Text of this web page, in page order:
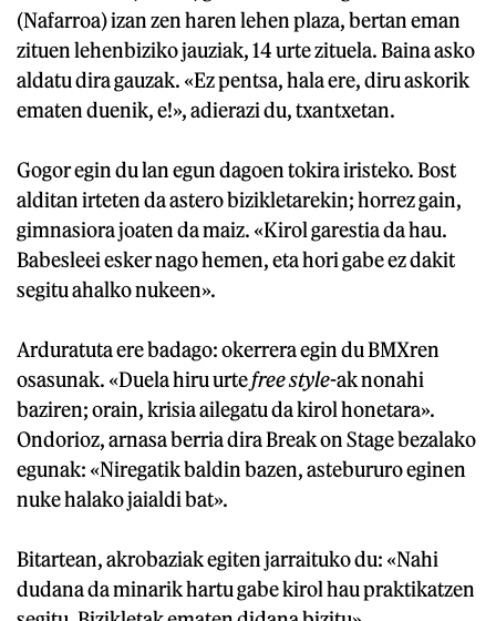
(Nafarroa) izan zen haren lehen plaza, bertan eman
zituen lehenbiziko jauziak, 14 urte zituela. Baina asko
aldatu dira gauzak. «Ez pentsa, hala ere, diru askorik
ematen duenik, e!», adierazi du, txantxetan.
Gogor egin du lan egun dagoen tokira iristeko. Bost
alditan irteten da astero bizikletarekin; horrez gain,
gimnasiora joaten da maiz. «Kirol garestia da hau.
Babesleei esker nago hemen, eta hori gabe ez dakit
segitu ahalko nukeen».
Arduratuta ere badago: okerrera egin du BMXren
osasunak. «Duela hiru urtefree style-ak nonahi
baziren; orain, krisia ailegatu da kirol honetara».
Ondorioz, arnasa berria dira Break on Stage bezalako
egunak: «Niregatik baldin bazen, astebururo eginen
nuke halako jaialdi bat».
Bitartean, akrobaziak egiten jarraituko du: «Nahi
dudana da minarik hartu gabe kirol hau praktikatzen